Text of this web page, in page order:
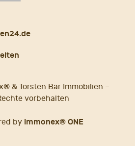
& Torsten Bär Immobilien –
vorbehalten
by immonex® ONE